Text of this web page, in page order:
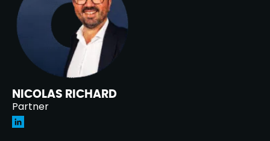
NICOLAS RICHARD
Partner